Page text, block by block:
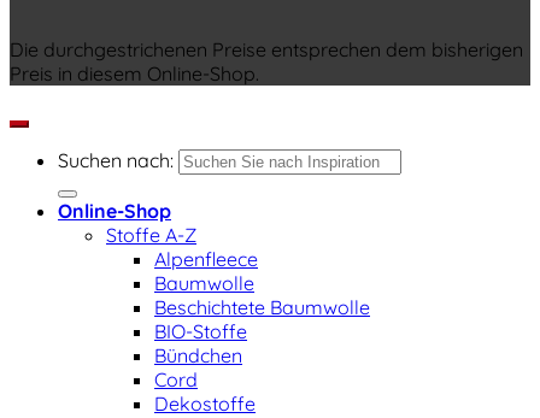
Die durchgestrichenen Preise entsprechen dem bisherigen
Preis in diesem Online-Shop.
Suchen nach:
Online-Shop
Stoffe A-Z
Alpenfleece
Baumwolle
Beschichtete Baumwolle
BIO-Stoffe
Bündchen
Cord
Dekostoffe